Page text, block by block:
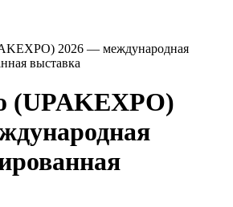
2026 — международная
выставка
(UPAKEXPO)